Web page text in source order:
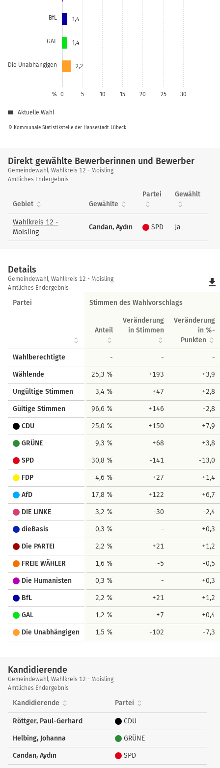
BfL
GAL
Die Unabhängigen
0 5 10 15 20 25 30
%
1,4
1,4
2,2
© Kommunale Statistikstelle der Hansestadt Lübeck
Aktuelle Wahl
Direkt gewählte Bewerberinnen und Bewerber
Direkt
gewählte
und
Bewerber
Gemeindewahl, Wahlkreis 12 - Moisling
Amtliches Endergebnis
Gebiet Gewählte
Partei Gewählt
Wahlkreis 12 -
Moisling
Candan, Aydın SPD Ja
Details
Details
Gemeindewahl, Wahlkreis 12 - Moisling
Amtliches Endergebnis
file_download
Partei Stimmen des Wahlvorschlags
Anteil
Veränderung
in Stimmen
Veränderung
in %-
Punkten
Wahlberechtigte - - -
Wählende 25,3 % +193 +3,9
Ungültige Stimmen 3,4 % +47 +2,8
Gültige Stimmen 96,6 % +146 -2,8
CDU 25,0 % +150 +7,9
GRÜNE 9,3 % +68 +3,8
SPD 30,8 % -141 -13,0
FDP 4,6 % +27 +1,4
AfD 17,8 % +122 +6,7
DIE LINKE 3,2 % -30 -2,4
dieBasis 0,3 % - +0,3
Die PARTEI 2,2 % +21 +1,2
FREIE WÄHLER 1,6 % -5 -0,5
Die Humanisten 0,3 % - +0,3
BfL 2,2 % +21 +1,2
GAL 1,2 % +7 +0,4
Die Unabhängigen 1,5 % -102 -7,3
Kandidierende
Kandidierende
Gemeindewahl, Wahlkreis 12 - Moisling
Amtliches Endergebnis
Kandidierende Partei
Röttger, Paul-Gerhard CDU
Helbing, Johanna GRÜNE
Candan, Aydın SPD